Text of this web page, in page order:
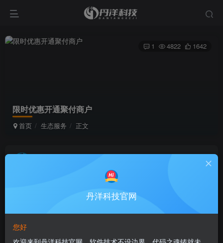
限时优惠开通聚付商户
首页 生态服务 正文
1 4822 1642
私信
此内容为付费资源，请付费后查看
限时特惠
丹洋科技官网
您好